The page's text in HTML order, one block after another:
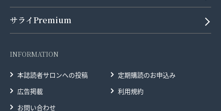
サライPremium
INFORMATION
本誌読者サロンへの投稿
定期購読のお申込み
広告掲載
利用規約
お問い合わせ